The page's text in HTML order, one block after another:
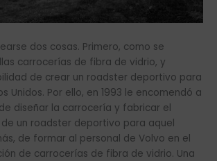
dos cosas. Primero, como se
carrocerías de fibra de vidrio, y
de crear un roadster deportivo para
Unidos. Por ello, en 1993 le encomendó a
diseñar la carrocería y fabricar el
un roadster deportivo para aquel
de formar al personal de Volvo en el
de carrocerías de fibra de vidrio. Una